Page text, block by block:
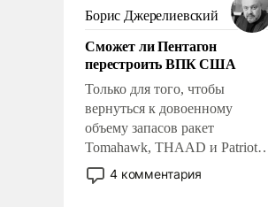
ударами судьбы, брать на себя
ответственность, помогать
слабым, идти вперед и
адаптироваться.
Борис Джерелиевский
Сможет ли Пентагон
перестроить ВПК США
Только для того, чтобы
вернуться к довоенному
объему запасов ракет
Tomahawk, THAAD и Patriot
США потребуется более трех
лет. Даже небольшая война с
4 комментария